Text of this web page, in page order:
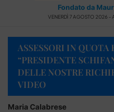
Fondato da
VENERDÌ 7 AGOSTO 2026 -
ASSESSORI IN
“PRESIDENTE
DELLE NOSTRE
VIDEO
Maria Calabrese